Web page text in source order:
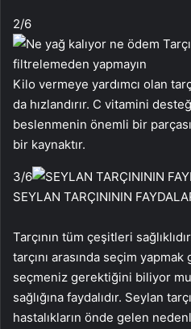
2/6
Kilo vermeye yardımcı olan
da hızlandırır. C vitamini
beslenmenin önemli bir
bir kaynaktır.
3/6
SEYLAN TARÇINININ
Tarçının tüm çeşitleri
tarçını arasında seçim
seçmeniz gerektiğini biliyor
sağlığına faydalıdır. Seylan
hastalıkların önde gelen